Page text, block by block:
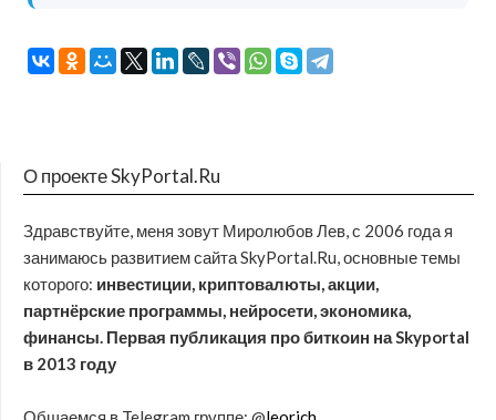
О проекте SkyPortal.Ru
Здравствуйте, меня зовут Миролюбов Лев, с 2006 года я
занимаюсь развитием сайта SkyPortal.Ru, основные темы
которого: инвестиции, криптовалюты, акции,
партнёрские программы, нейросети, экономика,
финансы. Первая публикация про биткоин на Skyportal
в 2013 году